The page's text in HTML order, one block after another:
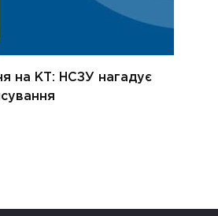
на КТ: НСЗУ нагадує